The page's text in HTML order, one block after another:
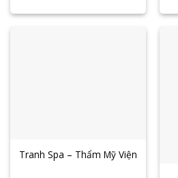
Tranh Spa – Thẩm Mỹ Viện